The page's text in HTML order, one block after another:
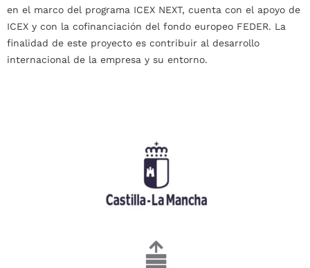
en el marco del programa ICEX NEXT, cuenta con el apoyo de
ICEX y con la cofinanciación del fondo europeo FEDER. La
finalidad de este proyecto es contribuir al desarrollo
internacional de la empresa y su entorno.